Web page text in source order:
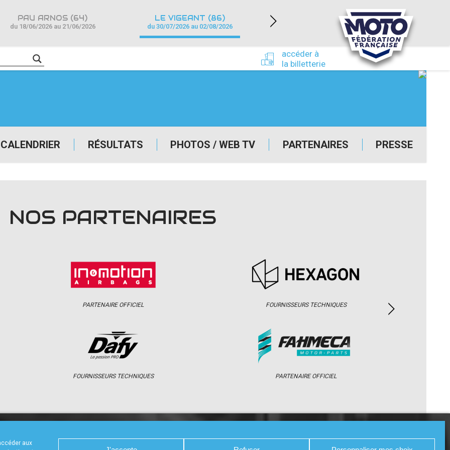
aux
CALENDRIER RÉSULTATS PHOTOS / WEB TV PARTENAIRES PRESSE
accéder à
la billetterie
PAU ARNOS (64)
du 18/06/2026 au 21/06/2026
LE VIGEANT (86)
du 30/07/2026 au 02/08/2026
NEVERS MAGNY-COURS (58)
du 24/09/2026 au 27/09/2026
NOS PARTENAIRES
PARTENAIRE OFFICIEL
FOURNISSEURS TECHNIQUES
FOURNISSEURS TECHNIQUES
PARTENAIRE OFFICIEL
CALENDRIER RÉSULTATS PHOTOS / WEB TV PARTENAIRES PRESSE